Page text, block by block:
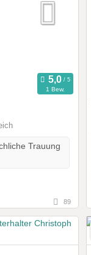
1 Bew.
Trauung
89